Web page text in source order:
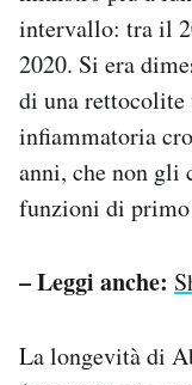
intervallo: tra il
2020. Si era
di una rettocolite
infiammatoria
anni, che non gli
funzioni di
– Leggi anche:
La longevità di